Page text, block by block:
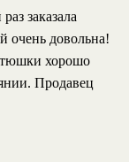
заказала
очень довольна!
хорошо
Продавец